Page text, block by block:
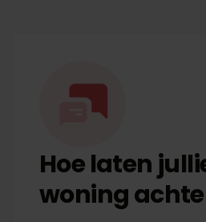
Hoe laten
woning